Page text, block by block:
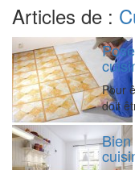
Articles de :
Pour
doit